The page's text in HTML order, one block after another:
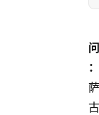
问
：
萨
古